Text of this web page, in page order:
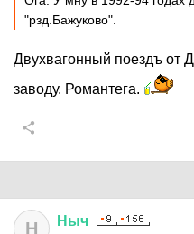
"рзд.Бажуково".
Двухвагонный поездъ от
заводу. Романтега.
Н Ныч